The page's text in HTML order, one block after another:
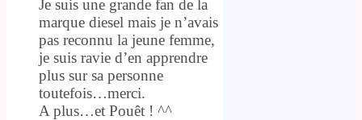
Je suis une grande fan de la
marque diesel mais je n’avais
pas reconnu la jeune femme,
je suis ravie d’en apprendre
plus sur sa personne
toutefois…merci.
A plus…et Pouêt ! ^^